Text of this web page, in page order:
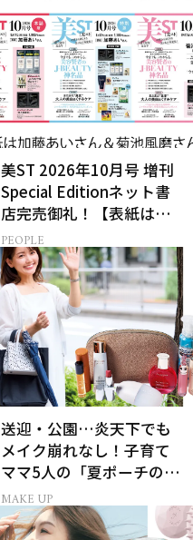
美ST 2026年10月号 増刊
Special Editionネット書
店完売御礼！【表紙は加
藤あいさん＆菊池風磨さ
ん】
PEOPLE
送迎・公園…炎天下でも
メイク崩れなし！子育て
ママ5人の「夏ポーチの中
身」
MAKE UP